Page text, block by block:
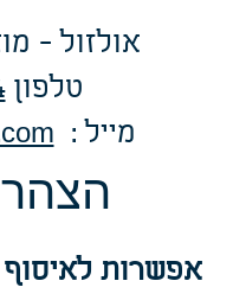
אולזול -
טלפון
: מייל
הצה
אפשרות לאיסוף